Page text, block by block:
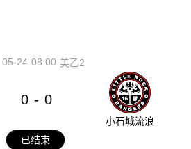
08:00
05-24 美乙2
0 - 0
小石城流浪
已结束